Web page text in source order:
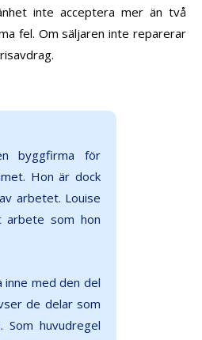
inte acceptera mer än två
fel. Om säljaren inte reparerar
byggfirma för
Hon är dock
arbetet. Louise
som hon
inne med den del
de delar som
huvudregel